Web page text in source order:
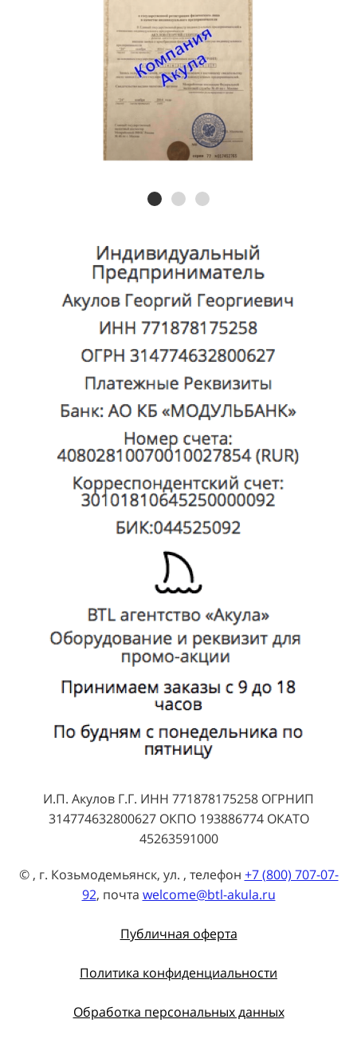
И.П. Акулов Г.Г. ИНН 771878175258 ОГРНИП
314774632800627 ОКПО 193886774 ОКАТО
45263591000
© , г. Козьмодемьянск, ул. , телефон +7 (800) 707-07-
92, почта welcome@btl-akula.ru
Публичная оферта
Политика конфиденциальности
Обработка персональных данных